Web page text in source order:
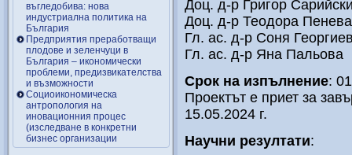
въгледобива: нова
индустриална политика на
България
Предприятия преработващи
плодове и зеленчуци в
България – икономически
проблеми, предизвикателства
и възможности
Социоикономическа
антропология на
иновационния процес
(изследване в конкретни
бизнес организации
Доц. д-р Григор
Доц. д-р Теодора Пенева
Гл. ас. д-р Соня
Гл. ас. д-р Яна Пальова
Срок на изпълнение:
Проектът е приет за
15.05.2024 г.
Научни резултати: